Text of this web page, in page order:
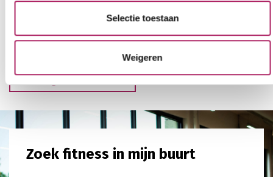
Selectie toestaan
Weigeren
Terug naar overzicht
Zoek fitness in mijn buurt